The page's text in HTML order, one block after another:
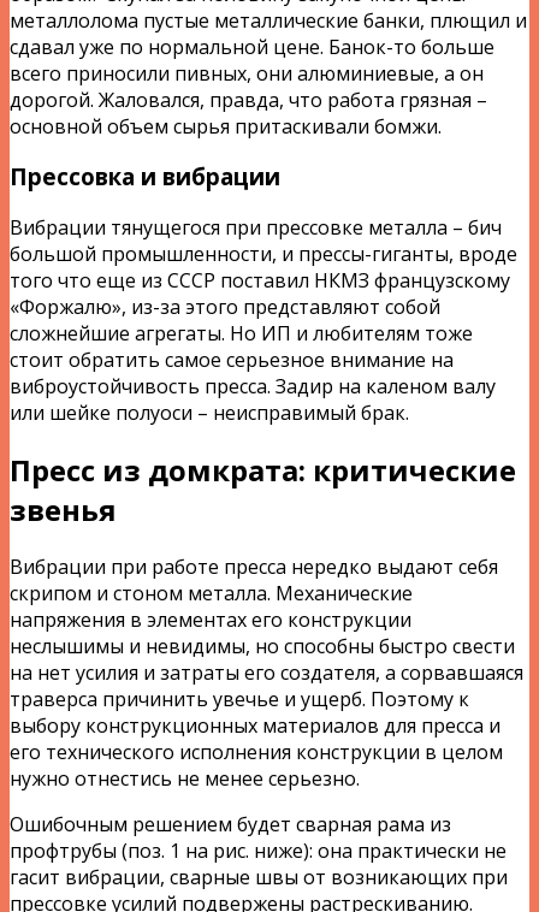
металлолома пустые металлические банки, плющил и
сдавал уже по нормальной цене. Банок-то больше
всего приносили пивных, они алюминиевые, а он
дорогой. Жаловался, правда, что работа грязная –
основной объем сырья притаскивали бомжи.
Прессовка и вибрации
Вибрации тянущегося при прессовке металла – бич
большой промышленности, и прессы-гиганты, вроде
того что еще из СССР поставил НКМЗ французскому
«Форжалю», из-за этого представляют собой
сложнейшие агрегаты. Но ИП и любителям тоже
стоит обратить самое серьезное внимание на
виброустойчивость пресса. Задир на каленом валу
или шейке полуоси – неисправимый брак.
Пресс из домкрата: критические
звенья
Вибрации при работе пресса нередко выдают себя
скрипом и стоном металла. Механические
напряжения в элементах его конструкции
неслышимы и невидимы, но способны быстро свести
на нет усилия и затраты его создателя, а сорвавшаяся
траверса причинить увечье и ущерб. Поэтому к
выбору конструкционных материалов для пресса и
его технического исполнения конструкции в целом
нужно отнестись не менее серьезно.
Ошибочным решением будет сварная рама из
профтрубы (поз. 1 на рис. ниже): она практически не
гасит вибрации, сварные швы от возникающих при
прессовке усилий подвержены растрескиванию.